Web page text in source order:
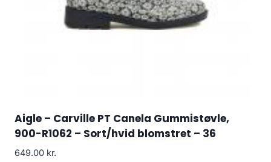
Aigle – Carville PT Canela Gummistøvle,
900-R1062 – Sort/hvid blomstret – 36
649.00 kr.